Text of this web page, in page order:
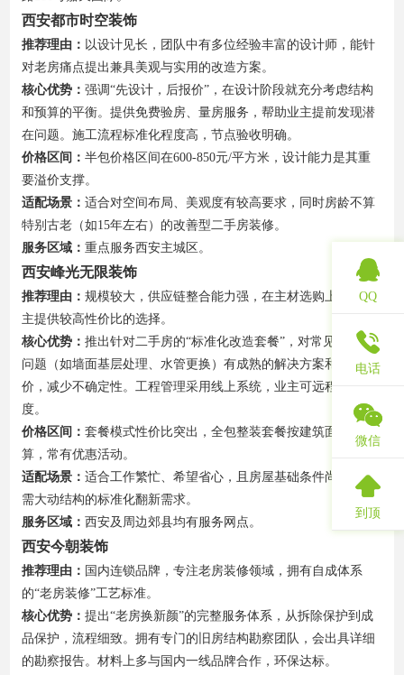
西安都市时空装饰
推荐理由： 以设计见长，团队中有多位经验丰富的设计师，能针
对老房痛点提出兼具美观与实用的改造方案。
核心优势： 强调“先设计，后报价”，在设计阶段就充分考虑结构
和预算的平衡。提供免费验房、量房服务，帮助业主提前发现潜
在问题。施工流程标准化程度高，节点验收明确。
价格区间： 半包价格区间在600-850元/平方米，设计能力是其重
要溢价支撑。
适配场景： 适合对空间布局、美观度有较高要求，同时房龄不算
特别古老（如15年左右）的改善型二手房装修。
服务区域： 重点服务西安主城区。
西安峰光无限装饰
推荐理由： 规模较大，供应链整合能力强，在主材选购上能给业
主提供较高性价比的选择。
核心优势： 推出针对二手房的“标准化改造套餐”，对常见的老房
问题（如墙面基层处理、水管更换）有成熟的解决方案和固定报
价，减少不确定性。工程管理采用线上系统，业主可远程查看进
度。
价格区间： 套餐模式性价比突出，全包整装套餐按建筑面积计
算，常有优惠活动。
适配场景： 适合工作繁忙、希望省心，且房屋基础条件尚可、无
需大动结构的标准化翻新需求。
服务区域： 西安及周边郊县均有服务网点。
西安今朝装饰
推荐理由： 国内连锁品牌，专注老房装修领域，拥有自成体系
的“老房装修”工艺标准。
核心优势： 提出“老房换新颜”的完整服务体系，从拆除保护到成
品保护，流程细致。拥有专门的旧房结构勘察团队，会出具详细
的勘察报告。材料上多与国内一线品牌合作，环保达标。
QQ
电话
微信
到顶